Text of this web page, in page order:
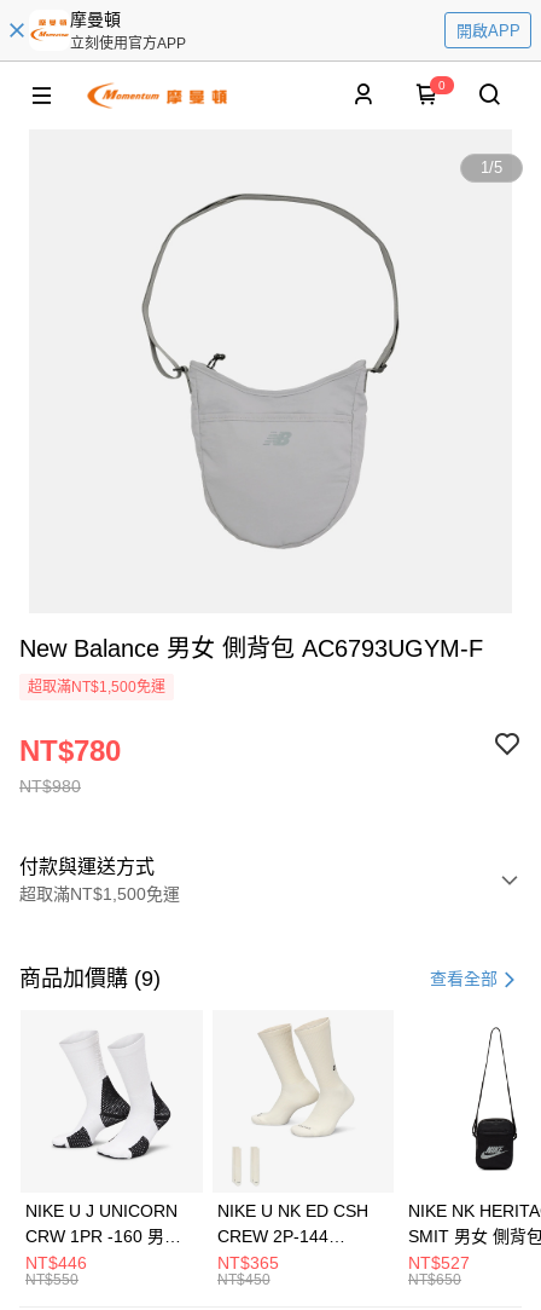
摩曼頓
立刻使用官方APP
開啟APP
0
1/5
New Balance 男女 側背包 AC6793UGYM-F
超取滿NT$1,500免運
NT$980
NT$780
付款與運送方式
超取滿NT$1,500免運
信用卡一次付款
3 期 0 利率 每期 21家銀行
合作金庫商業銀行
第一商業銀行
華南商業銀行
彰化商業銀行
上海商業儲蓄銀行
元大商業銀行
Apple Pay
全盈+PAY
AFTEE先享後付
商品加價購 (9) 查看全部
NIKE U J UNICORN
CRW 1PR -160 男女
中統襪 FZ3393100
NT$446
NT$550
NIKE U NK ED CSH
CREW 2P-144
EMBRDY 男女 短統襪
FZ3073133
NT$365
NT$450
NIKE NK
SMIT 男女 側背
BA5871010
NT$527
NT$650